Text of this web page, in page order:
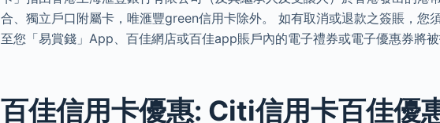
合、獨立戶口附屬卡，唯滙豐green信用卡除外。 如有取消或退款之簽賬，您
至您「易賞錢」App、百佳網店或百佳app賬戶內的電子禮券或電子優惠券將被
百佳信用卡優惠: Citi信用卡百佳優